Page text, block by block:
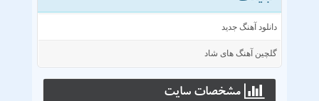
دانلود آهنگ جدید
گلچین آهنگ های شاد
مشخصات سايت